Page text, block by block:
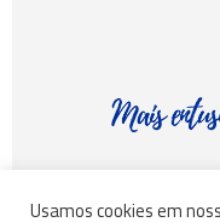
Usamos cookies em